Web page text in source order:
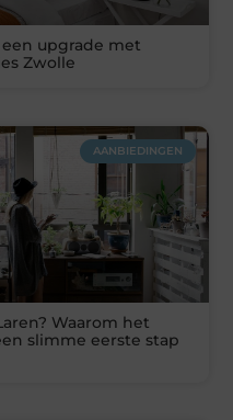
upgrade met
Zwolle
AANBIEDINGEN
Waarom het
slimme eerste stap